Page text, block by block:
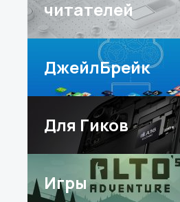
читателей
ДжейлБрейк
Для Гиков
Игры